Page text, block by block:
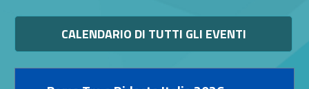
Link identifier #identifier__184865-11
CALENDARIO DI TUTTI GLI EVENTI
Link identifier #identifier__100845-12